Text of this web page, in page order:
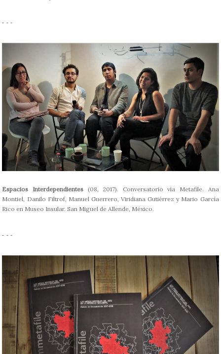
- - -
Espacios Interdependientes (08, 2017). Conversatorio vía Metafile. Ana
Montiel, Danilo Filtrof, Manuel Guerrero, Viridiana Gutiérrez y Mario García
Rico en Museo Insular. San Miguel de Allende, México.
- - -